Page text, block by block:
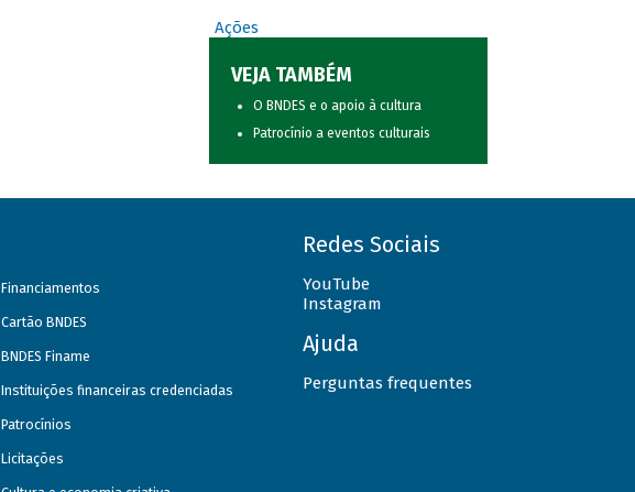
Ações
VEJA TAMBÉM
O BNDES e o apoio à cultura
Patrocínio a eventos culturais
Financiamentos
Cartão BNDES
BNDES Finame
Instituições financeiras credenciadas
Patrocínios
Licitações
Redes Sociais
YouTube
Instagram
Ajuda
Perguntas frequentes